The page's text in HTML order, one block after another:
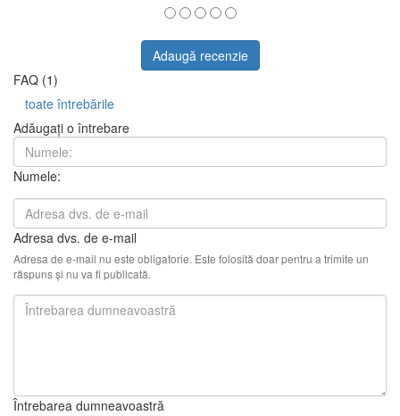
Adaugă recenzie
FAQ (1)
toate întrebările
Adăugați o întrebare
Numele:
Adresa dvs. de e-mail
Adresa de e-mail nu este obligatorie. Este folosită doar pentru a trimite un
răspuns și nu va fi publicată.
Întrebarea dumneavoastră